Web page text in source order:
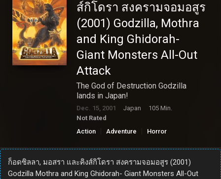
ส์กิโดรา สงครามจอมอสูร
(2001) Godzilla, Mothra
and King Ghidorah-
Giant Monsters All-Out
Attack
The God of Destruction Godzilla
lands in Japan!
Dec. 15, 2001 Japan
105 Min.
Not Rated
Action
Adventure Horror
ก็อดซิลลา, มอสรา และคิงส์กิโดรา สงครามจอมอสูร (2001)
Godzilla Mothra and King Ghidorah- Giant Monsters All-Out